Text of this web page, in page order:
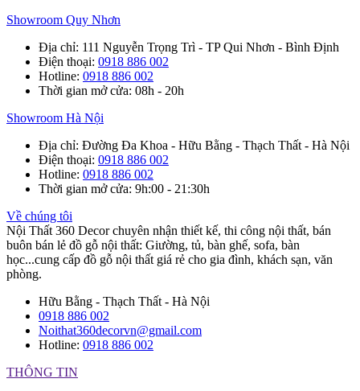
Showroom Quy Nhơn
Địa chỉ: 111 Nguyễn Trọng Trì - TP Qui Nhơn - Bình Định
Điện thoại: 0918 886 002
Hotline: 0918 886 002
Thời gian mở cửa: 08h - 20h
Showroom Hà Nội
Địa chỉ: Đường Đa Khoa - Hữu Bằng - Thạch Thất - Hà Nội
Điện thoại: 0918 886 002
Hotline: 0918 886 002
Thời gian mở cửa: 9h:00 - 21:30h
Về chúng tôi
Nội Thất 360 Decor chuyên nhận thiết kế, thi công nội thất, bán
buôn bán lẻ đồ gỗ nội thất: Giường, tủ, bàn ghế, sofa, bàn
học...cung cấp đồ gỗ nội thất giá rẻ cho gia đình, khách sạn, văn
phòng.
Hữu Bằng - Thạch Thất - Hà Nội
0918 886 002
Noithat360decorvn@gmail.com
Hotline: 0918 886 002
THÔNG TIN